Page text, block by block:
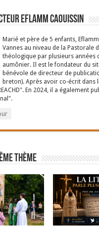
Eflamm Caouissin
Marié et père de 5 enfants,
Vannes au niveau de la Pastorale
théologique par plusieurs années
aumônier. Il est le fondateur du
bénévole de directeur de
breton). Après avoir co-écrit dans
En 2024, il a également
thème